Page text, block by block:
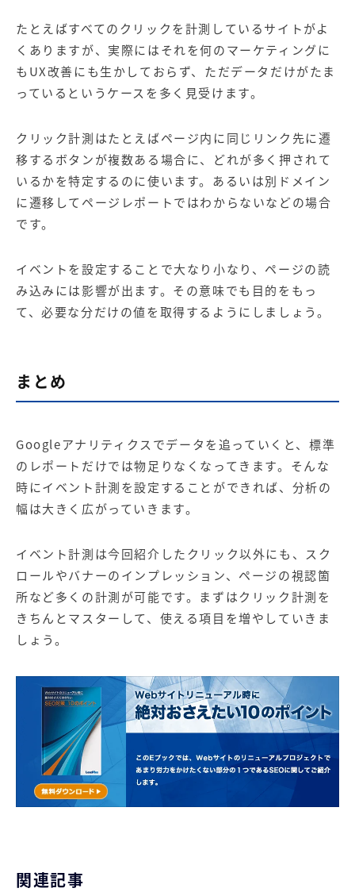
たとえばすべてのクリックを計測しているサイトがよ
くありますが、実際にはそれを何のマーケティングに
もUX改善にも生かしておらず、ただデータだけがたま
っているというケースを多く見受けます。
クリック計測はたとえばページ内に同じリンク先に遷
移するボタンが複数ある場合に、どれが多く押されて
いるかを特定するのに使います。あるいは別ドメイン
に遷移してページレポートではわからないなどの場合
です。
イベントを設定することで大なり小なり、ページの読
み込みには影響が出ます。その意味でも目的をもっ
て、必要な分だけの値を取得するようにしましょう。
まとめ
Googleアナリティクスでデータを追っていくと、標準
のレポートだけでは物足りなくなってきます。そんな
時にイベント計測を設定することができれば、分析の
幅は大きく広がっていきます。
イベント計測は今回紹介したクリック以外にも、スク
ロールやバナーのインプレッション、ページの視認箇
所など多くの計測が可能です。まずはクリック計測を
きちんとマスターして、使える項目を増やしていきま
しょう。
関連記事